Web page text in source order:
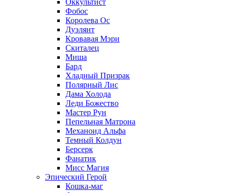
Оккультист
Фобос
Королева Ос
Дуэлянт
Кровавая Мэри
Скиталец
Миша
Бард
Хладный Призрак
Полярный Лис
Дама Холода
Леди Божество
Мастер Рун
Пепельная Матрона
Механоид Альфа
Темный Колдун
Берсерк
Фанатик
Мисс Магия
Эпический Герой
Кошка-маг